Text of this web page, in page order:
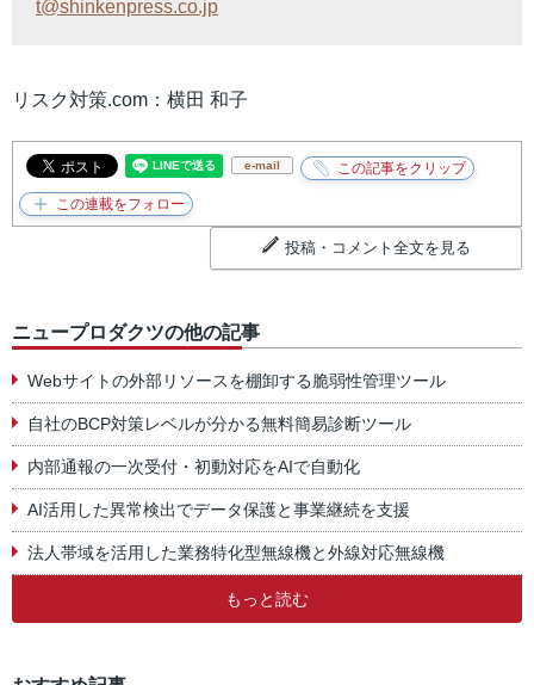
t@shinkenpress.co.jp
リスク対策.com：横田 和子
e-mail
投稿・コメント全文を見る
ニュープロダクツの他の記事
Webサイトの外部リソースを棚卸する脆弱性管理ツール
自社のBCP対策レベルが分かる無料簡易診断ツール
内部通報の一次受付・初動対応をAIで自動化
AI活用した異常検出でデータ保護と事業継続を支援
法人帯域を活用した業務特化型無線機と外線対応無線機
もっと読む